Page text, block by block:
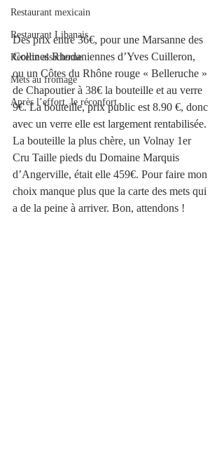
Restaurant mexicain
Restaurant Libanais
Recette alsacienne
Mets au fromage
Après l’effort, le réconfort.
Des prix entre 36€, pour une Marsanne des
Collines Rhodaniennes d’Yves Cuilleron,
ou un Côtes du Rhône rouge « Belleruche »
de Chapoutier à 38€ la bouteille et au verre
9€. La bouteille, prix public est 8.90 €, donc
avec un verre elle est largement rentabilisée.
La bouteille la plus chère, un Volnay 1er
Cru Taille pieds du Domaine Marquis
d’Angerville, était elle 459€. Pour faire mon
choix manque plus que la carte des mets qui
a de la peine à arriver. Bon, attendons !